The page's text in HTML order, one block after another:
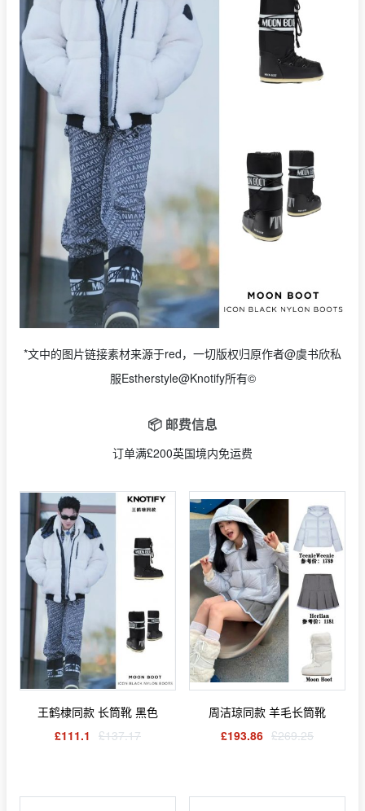
*文中的图片链接素材来源于red，一切版权归原作者@虞书欣私
服Estherstyle@Knotify所有©
📦 邮费信息
订单满£200英国境内免运费
王鹤棣同款 长筒靴 黑色
£111.1 £137.17
周洁琼同款 羊毛长筒靴
£193.86 £269.25